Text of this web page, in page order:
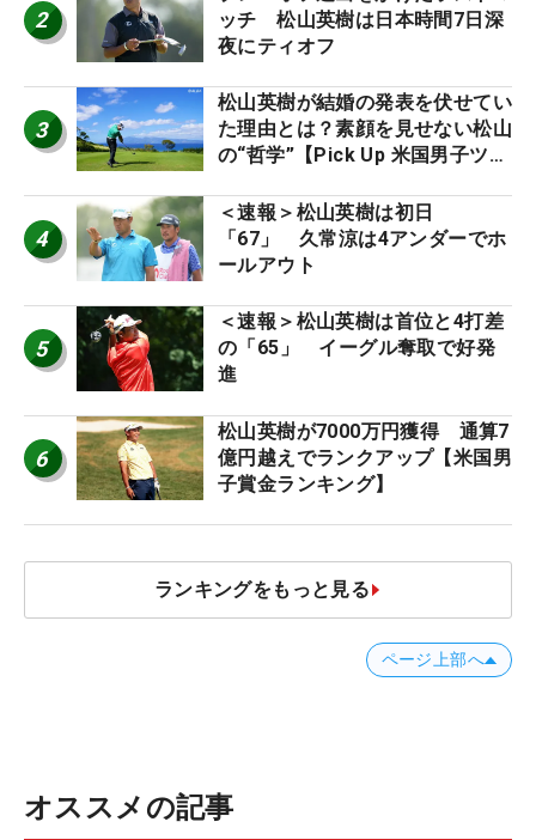
2
ッチ 松山英樹は日本時間7日深
夜にティオフ
3
松山英樹が結婚の発表を伏せてい
た理由とは？素顔を見せない松山
の“哲学”【Pick Up 米国男子ツア
4
＜速報＞松山英樹は初日
「67」 久常涼は4アンダーでホ
ールアウト
5
＜速報＞松山英樹は首位と4打差
の「65」 イーグル奪取で好発
進
6
松山英樹が7000万円獲得 通算7
億円越えでランクアップ【米国男
子賞金ランキング】
ランキングをもっと見る
ページ上部へ
オススメの記事